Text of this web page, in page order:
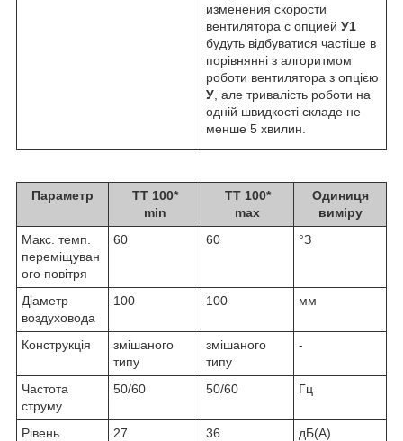
изменения скорости
вентилятора с опцией У1
будуть відбуватися частіше в
порівнянні з алгоритмом
роботи вентилятора з опцією
У , але тривалість роботи на
одній швидкості складе не
менше 5 хвилин.
Параметр
ТТ 100*
min
ТТ 100*
max
Одиниця
виміру
Макс. темп.
переміщуван
ого повітря
60 60 °З
Діаметр
воздуховода
100 100 мм
Конструкція
змішаного
типу
змішаного
типу
-
Частота
струму
50/60 50/60 Гц
Рівень
27 36 дБ(А)